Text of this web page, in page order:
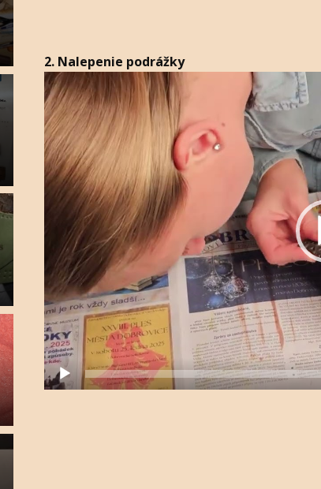
2. Nalepenie podrážky
Video
Player